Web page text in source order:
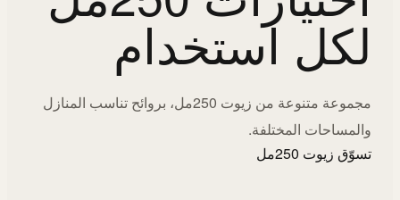
لكل استخدام
مجموعة متنوعة من زيوت 250مل، بروائح تناسب المنازل
والمساحات المختلفة.
تسوّق زيوت 250مل